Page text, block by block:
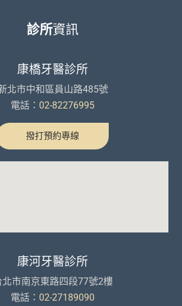
診所資訊
康橋牙醫診所
北市中和區員山路485號
電話： 02-82276995
撥打預約專線
康河牙醫診所
北市南京東路四段77號2樓
電話： 02-27189090